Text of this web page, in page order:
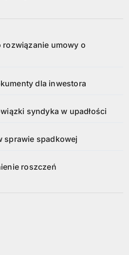
umowy o
dla inwestora
syndyka w upadłości
sprawie spadkowej
roszczeń